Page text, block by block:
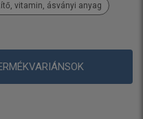
vitamin, ásványi anyag